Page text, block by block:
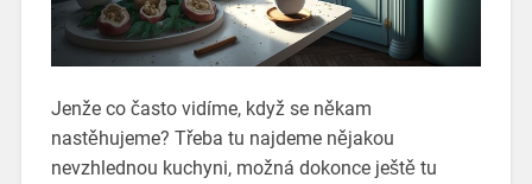
Jenže co často vidíme, když se někam
nastěhujeme? Třeba tu najdeme nějakou
nevzhlednou kuchyni, možná dokonce ještě tu